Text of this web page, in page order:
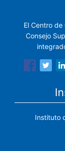
El Centro de
Consejo
Instituto